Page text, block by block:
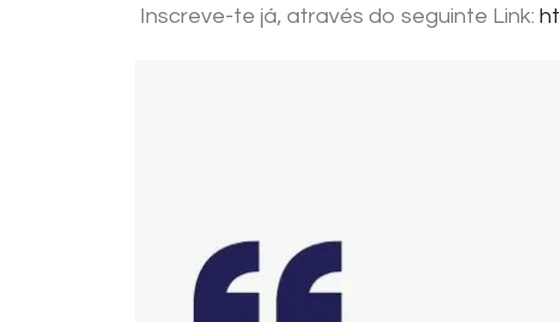
Inscreve-te já, através do seguinte Link: